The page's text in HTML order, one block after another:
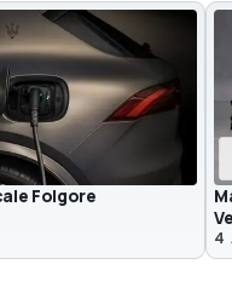
Folgore
4